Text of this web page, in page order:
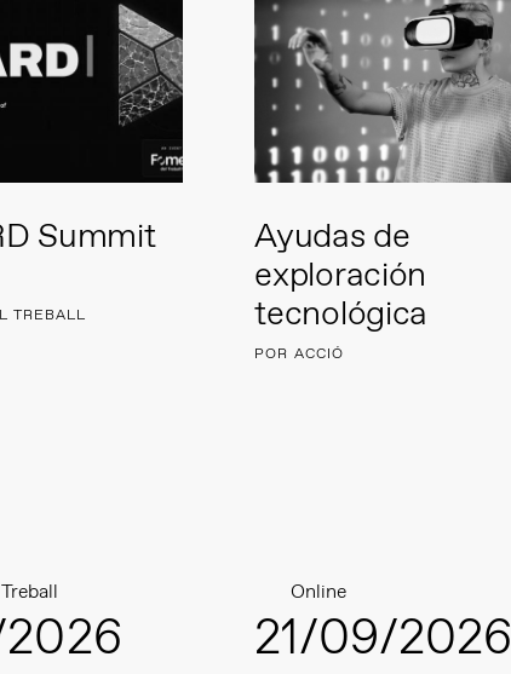
Summit
TREBALL
Ayudas de
exploración
tecnológica
POR ACCIÓ
Online
21/09/2026